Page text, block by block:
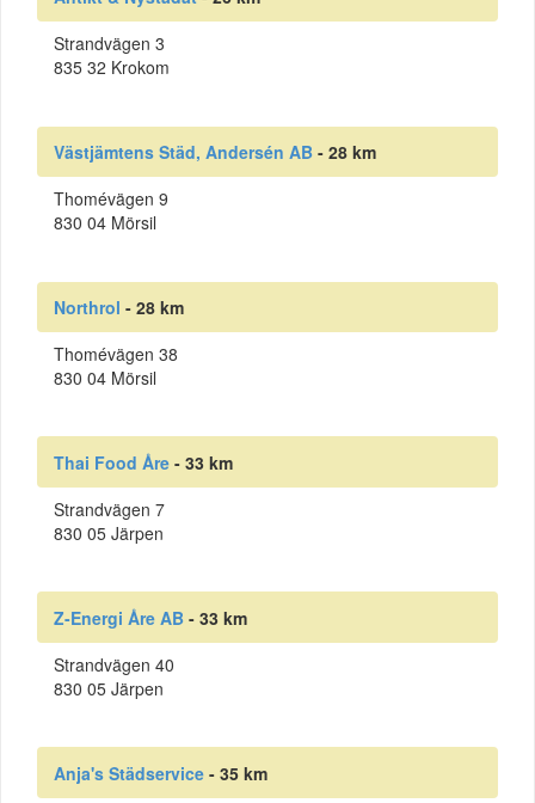
Strandvägen 3
835 32 Krokom
Västjämtens Städ, Andersén AB - 28 km
Thomévägen 9
830 04 Mörsil
Northrol - 28 km
Thomévägen 38
830 04 Mörsil
Thai Food Åre - 33 km
Strandvägen 7
830 05 Järpen
Z-Energi Åre AB - 33 km
Strandvägen 40
830 05 Järpen
Anja's Städservice - 35 km